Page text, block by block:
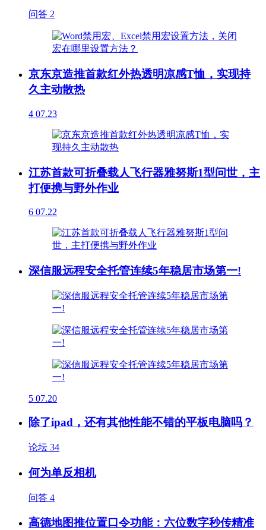
问答 2
京东京造推首款红外热透明凉感T恤，实现持
久主动散热
4 07.23
江苏首款可折叠载人飞行器雅努斯1型问世，主
打便携与野外作业
6 07.22
深信服远程安全托管连续5年稳居市场第一!
5 07.20
除了ipad，还有其他性能不错的平板电脑吗？
论坛 34
何为单反相机
问答 4
高德地图推位置口令功能：六位数字秒传精准